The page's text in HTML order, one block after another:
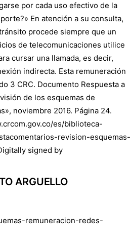
por cada uso efectivo de la
En atención a su consulta,
procede siempre que un
de telecomunicaciones utilice
cursar una llamada, es decir,
indirecta. Esta remuneración
3 CRC. Documento Respuesta a
de los esquemas de
noviembre 2016. Página 24.
es/biblioteca-
revision-esquemas-
signed by
ARGUELLO
remuneracion-redes-